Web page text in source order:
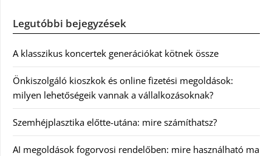
Legutóbbi bejegyzések
A klasszikus koncertek generációkat kötnek össze
Önkiszolgáló kioszkok és online fizetési megoldások:
milyen lehetőségeik vannak a vállalkozásoknak?
Szemhéjplasztika előtte-utána: mire számíthatsz?
AI megoldások fogorvosi rendelőben: mire használható ma